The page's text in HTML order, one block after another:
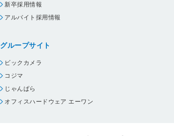
新卒採用情報
アルバイト採用情報
グループサイト
ビックカメラ
コジマ
じゃんぱら
オフィスハードウェア エーワン